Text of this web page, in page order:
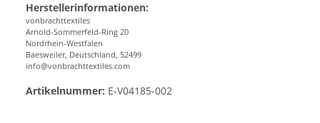
Herstellerinformationen:
vonbrachttextiles
Arnold-Sommerfeld-Ring 20
Nordrhein-Westfalen
Baesweiler, Deutschland, 52499
info@vonbrachttextiles.com
Artikelnummer: E-V04185-002